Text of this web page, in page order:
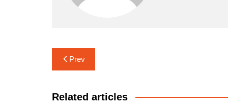
Navigasi
pos
Prev
Related articles